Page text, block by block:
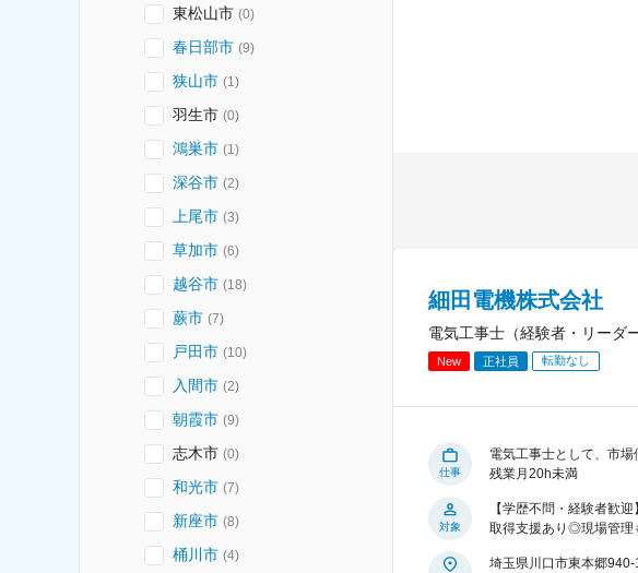
東松山市 (0)
春日部市 (9)
狭山市 (1 )
羽生市 (0)
鴻巣市 (1 )
深谷市 (2)
上尾市 (3)
草加市 (6)
越谷市 (18)
蕨市 (7)
戸田市 (10)
入間市 (2)
朝霞市 (9)
志木市 (0)
和光市 (7)
新座市 (8)
桶川市 (4)
細田電機株式会社
電気工事士（経験者・リーダ
New 正社員 転勤なし
仕事
電気工事士として、市
残業月20h未満
対象
【学歴不問・経験者歓
取得支援あり◎現場管理
埼玉県川口市東本郷